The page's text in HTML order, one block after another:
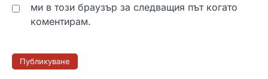
ми в този браузър за следващия път когато
коментирам.